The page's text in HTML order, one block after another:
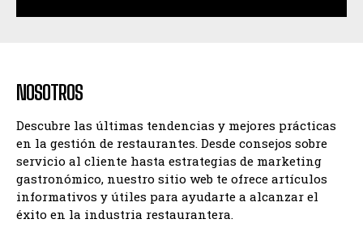
NOSOTROS
Descubre las últimas tendencias y mejores prácticas
en la gestión de restaurantes. Desde consejos sobre
servicio al cliente hasta estrategias de marketing
gastronómico, nuestro sitio web te ofrece artículos
informativos y útiles para ayudarte a alcanzar el
éxito en la industria restaurantera.